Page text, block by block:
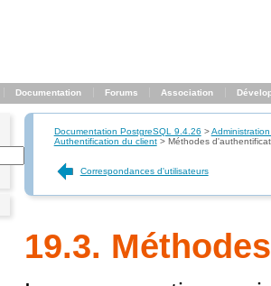
Documentation Forums Association
Documentation PostgreSQL 9.4.26 >
Authentification du client> Méthodes
Correspondances d'utilisateurs
19.3.